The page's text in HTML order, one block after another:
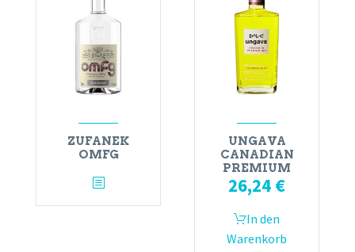
ZUFANEK
OMFG
UNGAVA
CANADIAN
PREMIUM
26,24 €
In den
Warenkorb